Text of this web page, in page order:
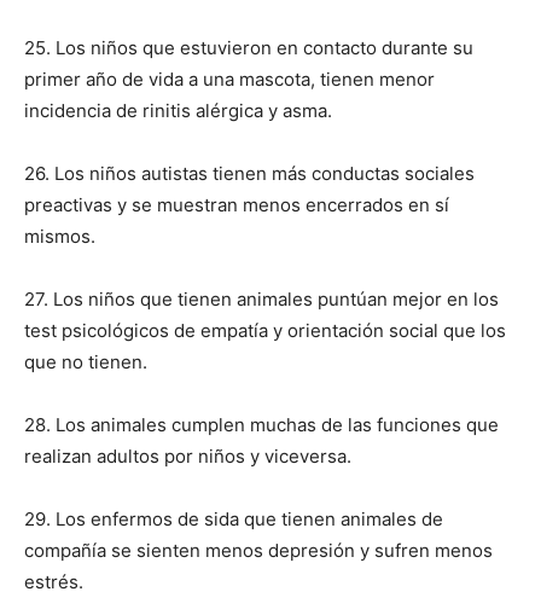
25. Los niños que estuvieron en contacto durante su
primer año de vida a una mascota, tienen menor
incidencia de rinitis alérgica y asma.
26. Los niños autistas tienen más conductas sociales
preactivas y se muestran menos encerrados en sí
mismos.
27. Los niños que tienen animales puntúan mejor en los
test psicológicos de empatía y orientación social que los
que no tienen.
28. Los animales cumplen muchas de las funciones que
realizan adultos por niños y viceversa.
29. Los enfermos de sida que tienen animales de
compañía se sienten menos depresión y sufren menos
estrés.